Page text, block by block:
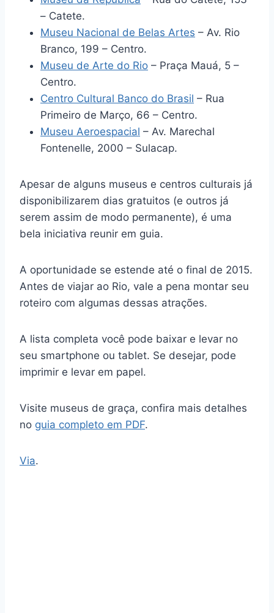
– Catete.
Museu Nacional de Belas Artes – Av. Rio
Branco, 199 – Centro.
Museu de Arte do Rio – Praça Mauá, 5 –
Centro.
Centro Cultural Banco do Brasil – Rua
Primeiro de Março, 66 – Centro.
Museu Aeroespacial – Av. Marechal
Fontenelle, 2000 – Sulacap.
Apesar de alguns museus e centros culturais já
disponibilizarem dias gratuitos (e outros já
serem assim de modo permanente), é uma
bela iniciativa reunir em guia.
A oportunidade se estende até o final de 2015.
Antes de viajar ao Rio, vale a pena montar seu
roteiro com algumas dessas atrações.
A lista completa você pode baixar e levar no
seu smartphone ou tablet. Se desejar, pode
imprimir e levar em papel.
Visite museus de graça, confira mais detalhes
no guia completo em PDF.
Via.